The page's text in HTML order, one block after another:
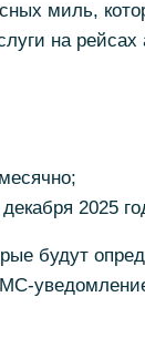
миль,
на
2025
будут